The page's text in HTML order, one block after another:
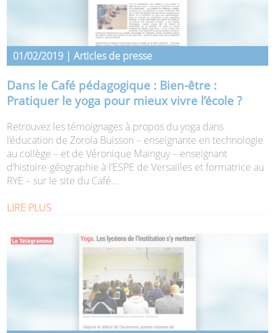
01/02/2019 | Articles de presse
Dans le Café pédagogique : Bien-être :
Pratiquer le yoga pour mieux vivre l’école ?
Retrouvez les témoignages à propos du yoga dans
l’éducation de Zorola Buisson – enseignante en technologie
au collège – et de Véronique Mainguy – enseignant
d’histoire-géographie à l’ESPE de Versailles et formatrice au
RYE – sur le site du Café...
LIRE PLUS